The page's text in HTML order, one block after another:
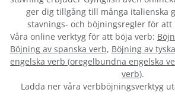
ger dig tillgång till många italienska
stavnings- och böjningsregler för att
Våra online verktyg för att böja verb:
Böjning av spanska verb, Böjning av
engelska verb (oregelbundna engelska
verb).
Ladda ner våra verbböjningsverktyg